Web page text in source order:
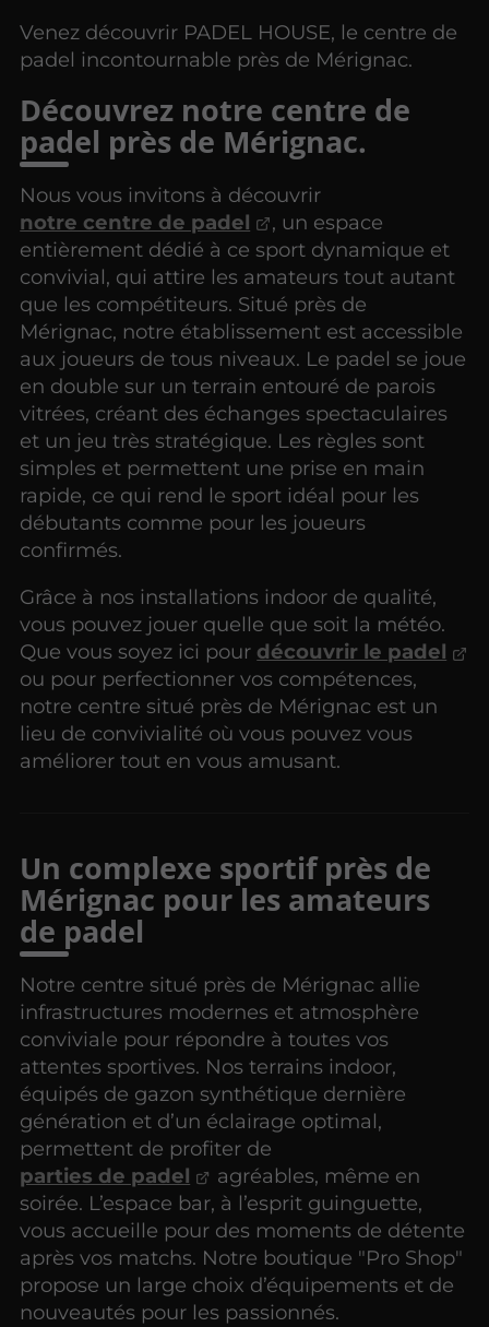
Venez découvrir PADEL HOUSE, le centre de
padel incontournable près de Mérignac.
Découvrez notre centre de
padel près de Mérignac.
Nous vous invitons à découvrir
notre centre de padel
, un espace
entièrement dédié à ce sport dynamique et
convivial, qui attire les amateurs tout autant
que les compétiteurs. Situé près de
Mérignac, notre établissement est accessible
aux joueurs de tous niveaux. Le padel se joue
en double sur un terrain entouré de parois
vitrées, créant des échanges spectaculaires
et un jeu très stratégique. Les règles sont
simples et permettent une prise en main
rapide, ce qui rend le sport idéal pour les
débutants comme pour les joueurs
confirmés.
Grâce à nos installations indoor de qualité,
vous pouvez jouer quelle que soit la météo.
Que vous soyez ici pour découvrir le padel
ou pour perfectionner vos compétences,
notre centre situé près de Mérignac est un
lieu de convivialité où vous pouvez vous
améliorer tout en vous amusant.
Un complexe sportif près de
Mérignac pour les amateurs
de padel
Notre centre situé près de Mérignac allie
infrastructures modernes et atmosphère
conviviale pour répondre à toutes vos
attentes sportives. Nos terrains indoor,
équipés de gazon synthétique dernière
génération et d’un éclairage optimal,
permettent de profiter de
parties de padel
agréables, même en
soirée. L’espace bar, à l’esprit guinguette,
vous accueille pour des moments de détente
après vos matchs. Notre boutique "Pro Shop"
propose un large choix d’équipements et de
nouveautés pour les passionnés.